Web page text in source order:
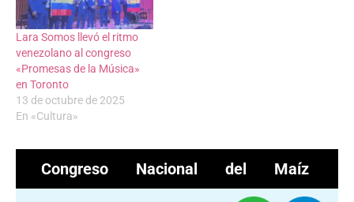
Lara Somos llevó el ritmo
venezolano al congreso
«Promesas de la Música»
en Toronto
13 de octubre de 2025
En «Cultura»
Congreso Nacional del Maíz